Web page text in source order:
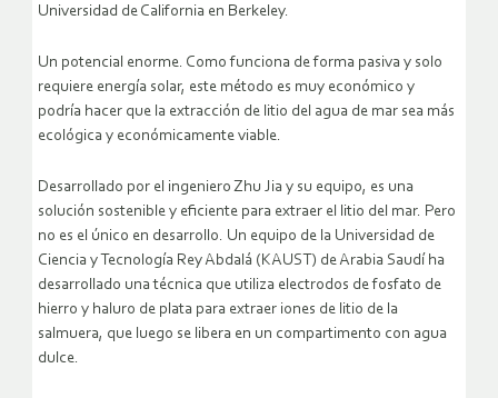
Universidad de California en Berkeley.
Un potencial enorme. Como funciona de forma pasiva y solo
requiere energía solar, este método es muy económico y
podría hacer que la extracción de litio del agua de mar sea más
ecológica y económicamente viable.
Desarrollado por el ingeniero Zhu Jia y su equipo, es una
solución sostenible y eficiente para extraer el litio del mar. Pero
no es el único en desarrollo. Un equipo de la Universidad de
Ciencia y Tecnología Rey Abdalá (KAUST) de Arabia Saudí ha
desarrollado una técnica que utiliza electrodos de fosfato de
hierro y haluro de plata para extraer iones de litio de la
salmuera, que luego se libera en un compartimento con agua
dulce.